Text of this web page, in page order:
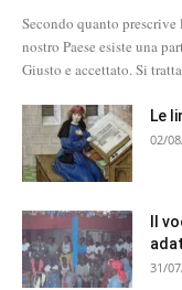
Secondo quanto
nostro Paese esiste una
Giusto e accettato. Si
Le
02/
Il
31/